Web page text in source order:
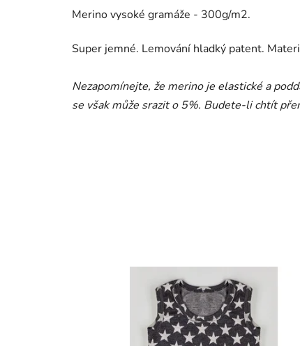
Merino vysoké gramáže - 300g/m2.
Super jemné. Lemování hladký patent.
Nezapomínejte, že merino je elastické a
se však může srazit o 5%. Budete-li chtít